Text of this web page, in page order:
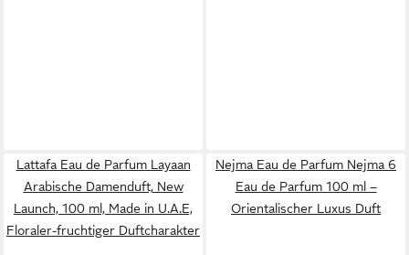
Lattafa Eau de Parfum Layaan
Arabische Damenduft, New
Launch, 100 ml, Made in U.A.E,
Floraler-fruchtiger Duftcharakter
Nejma Eau de Parfum Nejma 6
Eau de Parfum 100 ml –
Orientalischer Luxus Duft